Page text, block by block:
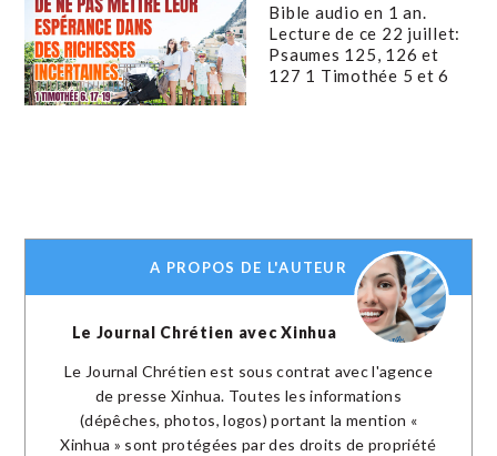
Bible audio en 1 an.
Lecture de ce 22 juillet:
Psaumes 125, 126 et
127 1 Timothée 5 et 6
A PROPOS DE L'AUTEUR
Le Journal Chrétien avec Xinhua
Le Journal Chrétien est sous contrat avec l'agence
de presse Xinhua. Toutes les informations
(dépêches, photos, logos) portant la mention «
Xinhua » sont protégées par des droits de propriété